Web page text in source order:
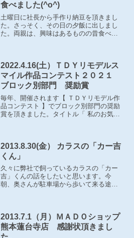
食べました(^o^)
土曜日に社長から手作り納豆を頂きまし
た。さっそく、その日の夕飯に出しまし
た。両親は、興味はあるものの昔食べた
父が「あっ！美味しい」...
2022.4.16(土）ＴＤＹリモデルス
マイル作品コンテスト２０２１
ブロック別部門 奨励賞
毎年、開催されます【 ＴＤＹリモデル作
品コンテスト 】でブロック別部門の奨励
賞を頂きました。タイトル「 私のお気に
九州エクステ...
2013.8.30(金） カラスの「カー吉
くん」
久々に弊社で飼っているカラスの「カー
吉」くんの話をしたいと思います。今
朝、奥さんが駐車場から歩いて来る途中
は、だーれもいない所でこっそり...
2013.7.1（月）ＭＡＤＯショップ
熊本蓮台寺店 感謝状頂きまし